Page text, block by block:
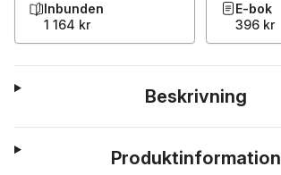
Inbunden
1 164 kr
E-bok
396 kr
Beskrivning
Produktinformation